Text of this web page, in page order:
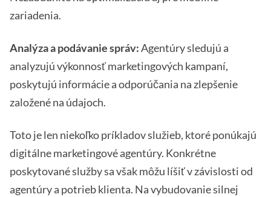
zariadenia.
Analýza a podávanie správ:Agentúry sledujú a
analyzujú výkonnosť marketingových kampaní,
poskytujú informácie a odporúčania na zlepšenie
založené na údajoch.
Toto je len niekoľko príkladov služieb, ktoré ponúkajú
digitálne marketingové agentúry. Konkrétne
poskytované služby sa však môžu líšiť v závislosti od
agentúry a potrieb klienta. Na vybudovanie silnej